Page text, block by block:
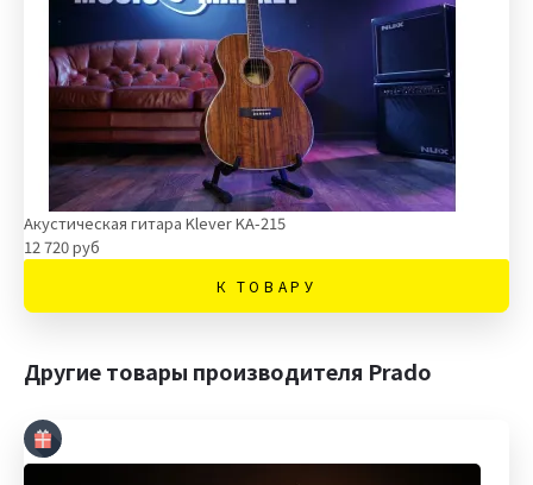
Акустическая гитара Klever KA-215
12 720 руб
К ТОВАРУ
Другие товары производителя Prado